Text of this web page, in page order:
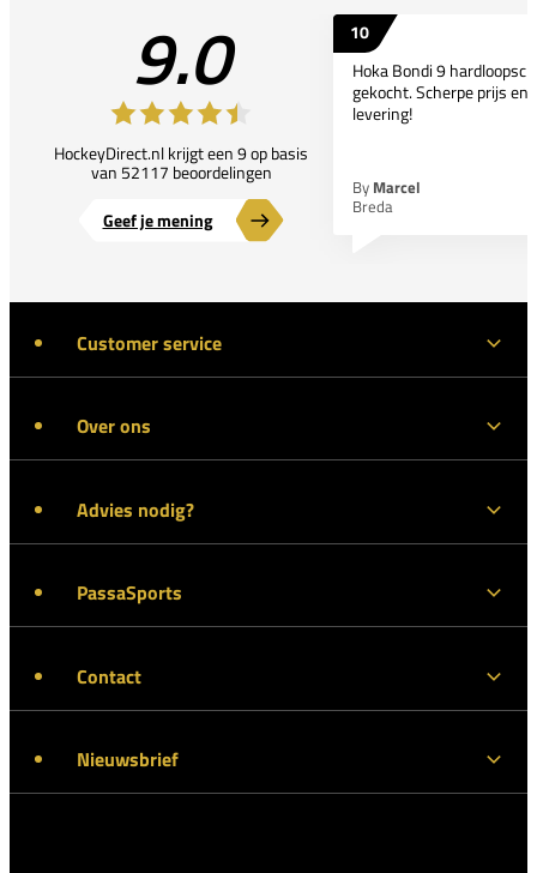
9.0
HockeyDirect.nl krijgt een 9 op basis
van 52117 beoordelingen
Geef je mening
10
Hoka Bondi 9
gekocht. Scherpe prijs en
levering!
By Marcel
Breda
Customer service
Over ons
Advies nodig?
PassaSports
Contact
Nieuwsbrief